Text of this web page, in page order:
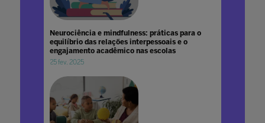
Neurociência e mindfulness: práticas para o
equilíbrio das relações interpessoais e o
engajamento acadêmico nas escolas
25 fev. 2025